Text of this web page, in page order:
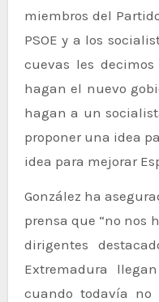
miembros del
PSOE y a los
cuevas les
hagan el nuevo
hagan a un
proponer una idea
idea para mejorar
González ha
prensa que “no nos
dirigentes
Extremadura
cuando todavía no